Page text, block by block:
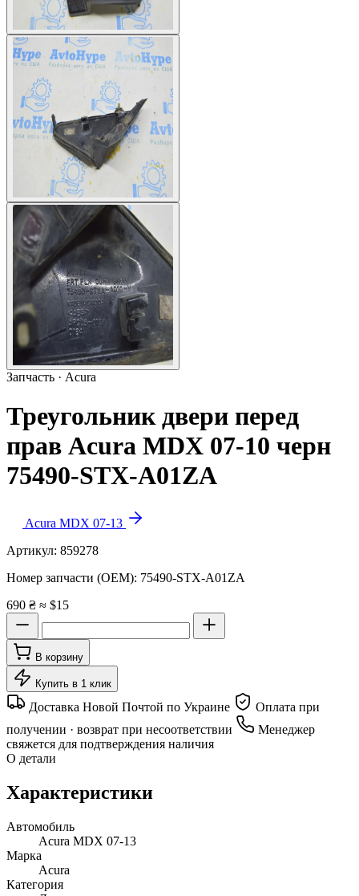
Запчасть · Acura
Треугольник двери перед
прав Acura MDX 07-10 черн
75490-STX-A01ZA
Acura MDX 07-13
Артикул: 859278
Номер запчасти (OEM): 75490-STX-A01ZA
690 ₴ ≈ $15
В корзину
Купить в 1 клик
Доставка Новой Почтой по Украине
Оплата при
получении · возврат при несоответствии
Менеджер
свяжется для подтверждения наличия
О детали
Характеристики
Автомобиль
Acura MDX 07-13
Марка
Acura
Категория